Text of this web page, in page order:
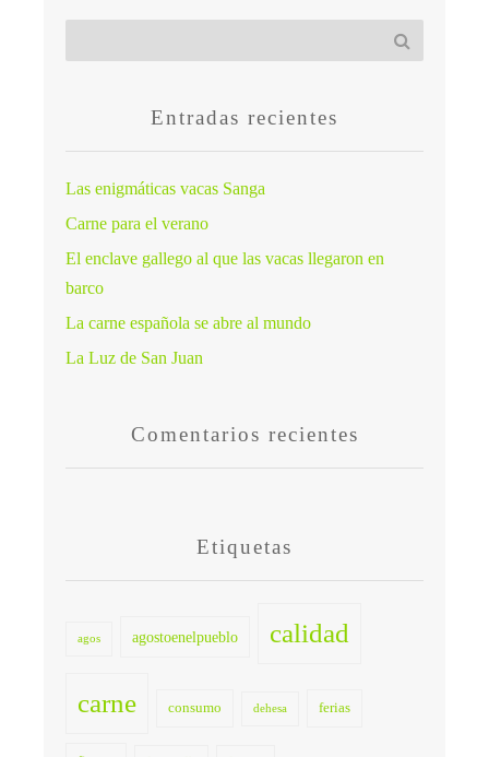
Entradas recientes
Las enigmáticas vacas Sanga
Carne para el verano
El enclave gallego al que las vacas llegaron en
barco
La carne española se abre al mundo
La Luz de San Juan
Comentarios recientes
Etiquetas
agos agostoenelpueblo calidad
carne consumo dehesa ferias